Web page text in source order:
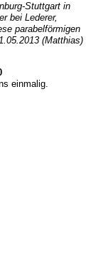
Stuttgart in
bei Lederer,
parabelförmigen
(Matthias)
einmalig.